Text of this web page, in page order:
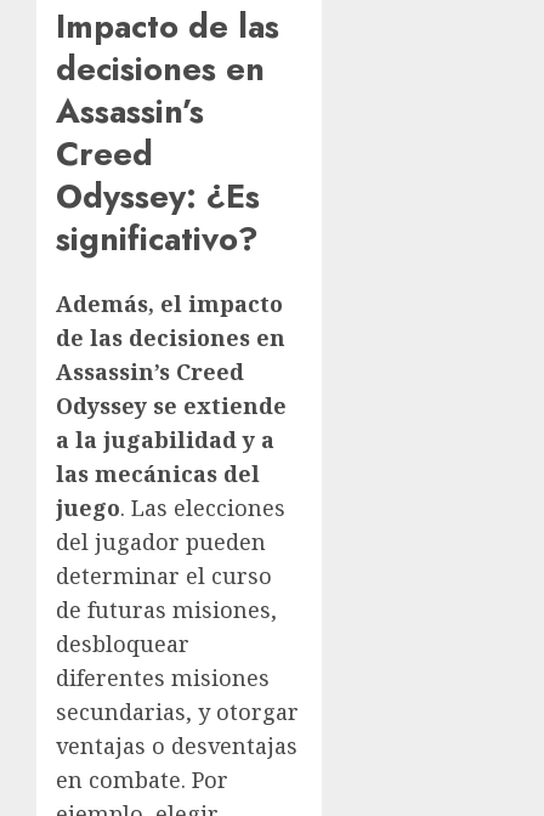
Impacto de las
decisiones en
Assassin’s
Creed
Odyssey: ¿Es
significativo?
Además, el impacto
de las decisiones en
Assassin’s Creed
Odyssey se extiende
a la jugabilidad y a
las mecánicas del
juego. Las elecciones
del jugador pueden
determinar el curso
de futuras misiones,
desbloquear
diferentes misiones
secundarias, y otorgar
ventajas o desventajas
en combate. Por